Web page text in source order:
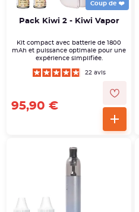
Coup de ❤️
Pack Kiwi 2 - Kiwi Vapor
Kit compact avec batterie de 1800
mAh et puissance optimale pour une
expérience simplifiée.
22 avis
95,90 €